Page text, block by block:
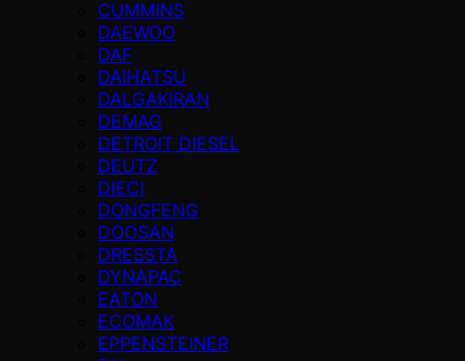
CUMMINS
DAEWOO
DAF
DAIHATSU
DALGAKIRAN
DEMAG
DETROIT DIESEL
DEUTZ
DIECI
DONGFENG
DOOSAN
DRESSTA
DYNAPAC
EATON
ECOMAK
EPPENSTEINER